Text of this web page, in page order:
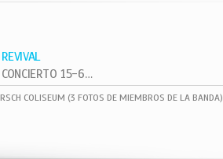
REPROD 40 X 30 CARTEL CONCIERTO 15-6- ,
COLISEUM (3 FOTOS DE MIEMBROS DE LA BANDA)